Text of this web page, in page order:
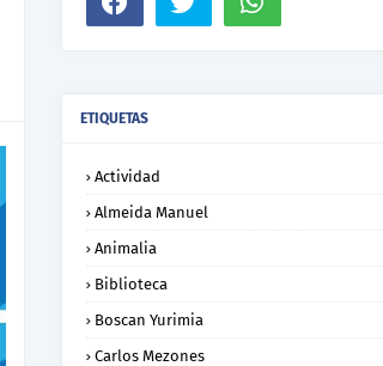
ETIQUETAS
Actividad
Almeida Manuel
Animalia
Biblioteca
Boscan Yurimia
Carlos Mezones